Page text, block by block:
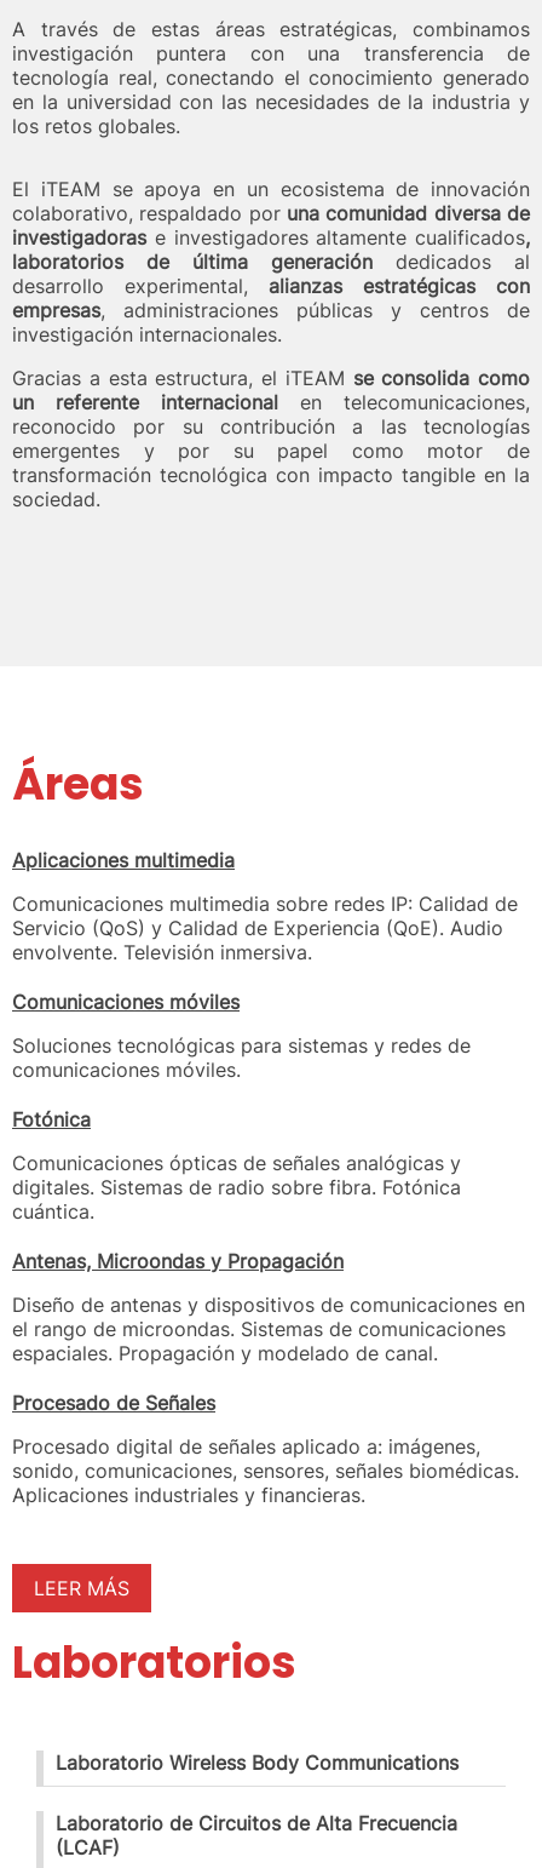
A través de estas áreas estratégicas, combinamos
investigación puntera con una transferencia de
tecnología real, conectando el conocimiento generado
en la universidad con las necesidades de la industria y
los retos globales.
El iTEAM se apoya en un ecosistema de innovación
colaborativo, respaldado por una comunidad diversa de
investigadorase investigadores altamente cualificados,
laboratorios de última generación dedicados al
desarrollo experimental, alianzas estratégicas con
empresas, administraciones públicas y centros de
investigación internacionales.
Gracias a esta estructura, el iTEAM se consolida como
un referente internacional en telecomunicaciones,
reconocido por su contribución a las tecnologías
emergentes y por su papel como motor de
transformación tecnológica con impacto tangible en la
sociedad.
Áreas
Aplicaciones multimedia
Comunicaciones multimedia sobre redes IP: Calidad de
Servicio (QoS) y Calidad de Experiencia (QoE). Audio
envolvente. Televisión inmersiva.
Comunicaciones móviles
Soluciones tecnológicas para sistemas y redes de
comunicaciones móviles.
Fotónica
Comunicaciones ópticas de señales analógicas y
digitales. Sistemas de radio sobre fibra. Fotónica
cuántica.
Antenas, Microondas y Propagación
Diseño de antenas y dispositivos de comunicaciones en
el rango de microondas. Sistemas de comunicaciones
espaciales. Propagación y modelado de canal.
Procesado de Señales
Procesado digital de señales aplicado a: imágenes,
sonido, comunicaciones, sensores, señales biomédicas.
Aplicaciones industriales y financieras.
LEER MÁS
Laboratorios
Laboratorio Wireless Body Communications
Laboratorio de Circuitos de Alta Frecuencia
(LCAF)